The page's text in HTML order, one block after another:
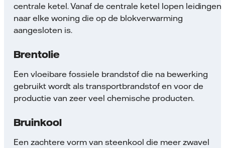
centrale ketel. Vanaf de centrale ketel lopen leidingen
naar elke woning die op de blokverwarming
aangesloten is.
Brentolie
Een vloeibare fossiele brandstof die na bewerking
gebruikt wordt als transportbrandstof en voor de
productie van zeer veel chemische producten.
Bruinkool
Een zachtere vorm van steenkool die meer zwavel